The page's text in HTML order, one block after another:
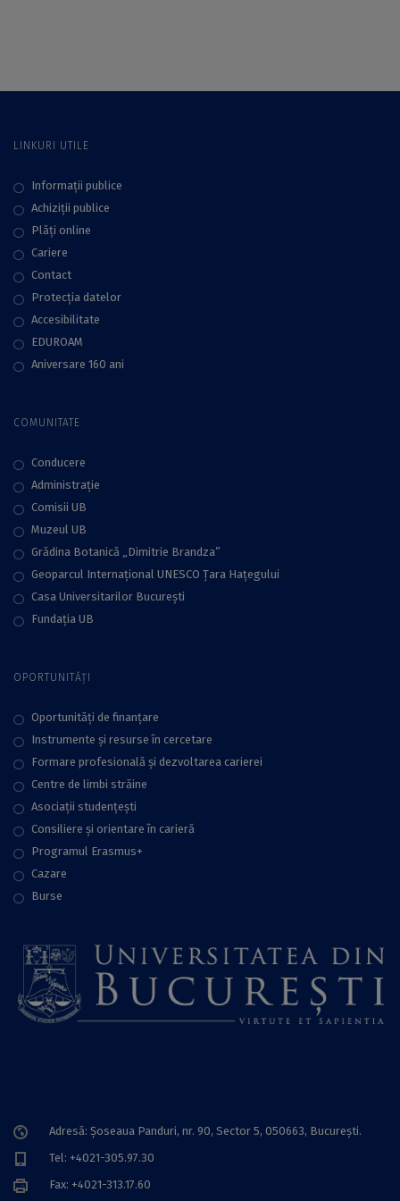
2023
participe
LINKURI UTILE
Informații publice
Achiziții publice
Plăţi online
Cariere
Contact
Protecţia datelor
Accesibilitate
EDUROAM
Aniversare 160 ani
COMUNITATE
Conducere
Administraţie
Comisii UB
Muzeul UB
Grădina Botanică „Dimitrie Brandza”
Geoparcul Internațional UNESCO Țara Hațegului
Casa Universitarilor București
Fundaţia UB
OPORTUNITĂȚI
Oportunități de finanțare
Instrumente și resurse în cercetare
Formare profesională și dezvoltarea carierei
Centre de limbi străine
Asociații studențești
Consiliere şi orientare în carieră
Programul Erasmus+
Cazare
Burse
Adresă: Șoseaua Panduri, nr. 90, Sector 5, 050663, Bucureşti.
Tel: +4021-305.97.30
Fax: +4021-313.17.60